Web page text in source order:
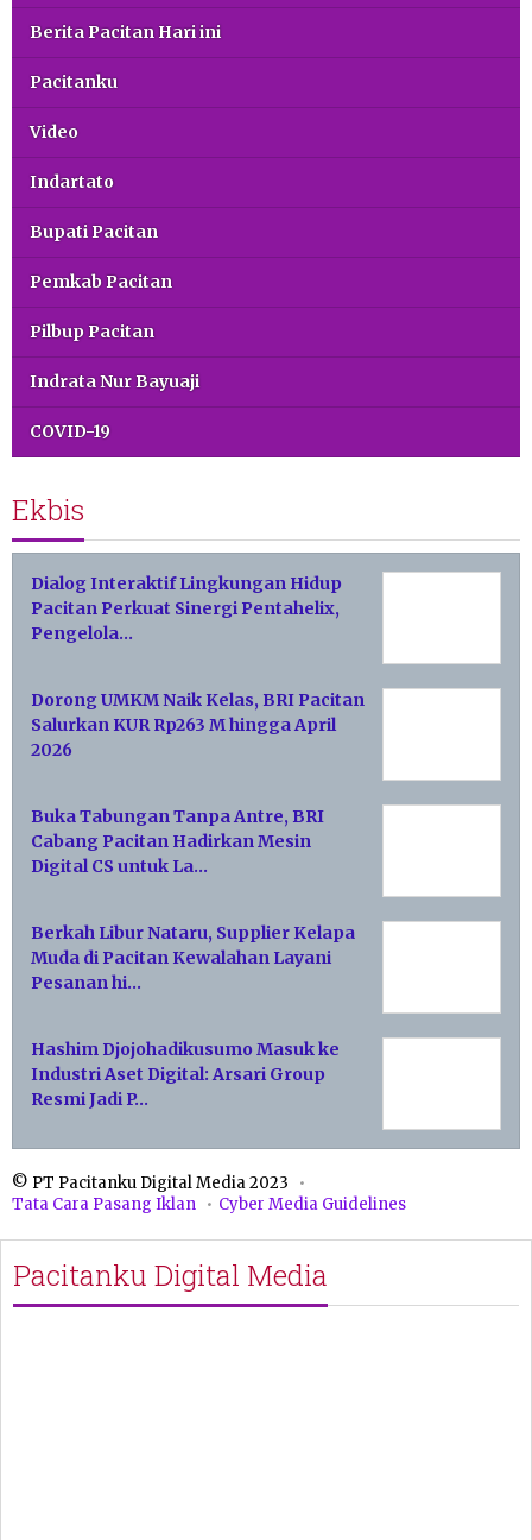
Berita Pacitan Hari ini
Pacitanku
Video
Indartato
Bupati Pacitan
Pemkab Pacitan
Pilbup Pacitan
Indrata Nur Bayuaji
COVID-19
Ekbis
Dialog Interaktif Lingkungan Hidup
Pacitan Perkuat Sinergi Pentahelix,
Pengelola…
Dorong UMKM Naik Kelas, BRI Pacitan
Salurkan KUR Rp263 M hingga April
2026
Buka Tabungan Tanpa Antre, BRI
Cabang Pacitan Hadirkan Mesin
Digital CS untuk La…
Berkah Libur Nataru, Supplier Kelapa
Muda di Pacitan Kewalahan Layani
Pesanan hi…
Hashim Djojohadikusumo Masuk ke
Industri Aset Digital: Arsari Group
Resmi Jadi P…
© PT Pacitanku Digital Media 2023
Tata Cara Pasang Iklan
Cyber Media Guidelines
Pacitanku Digital Media